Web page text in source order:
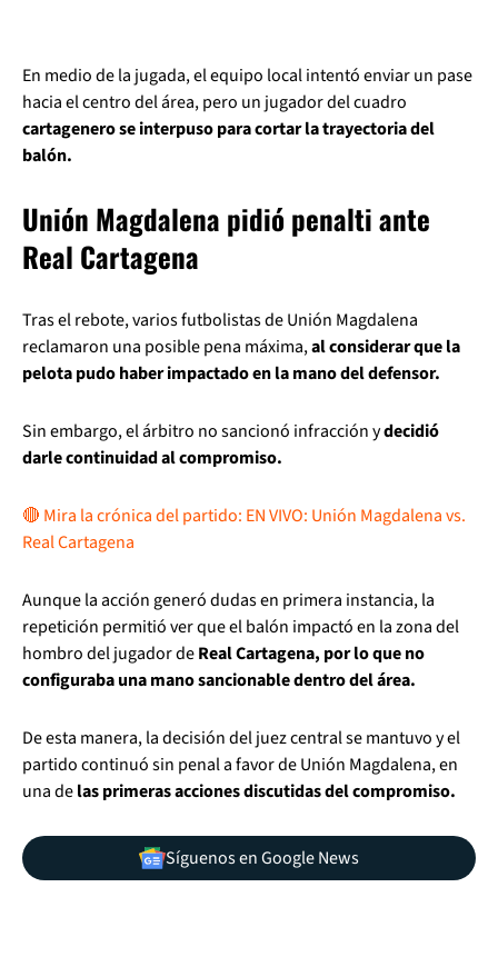
En medio de la jugada, el equipo local intentó enviar un pase
hacia el centro del área, pero un jugador del cuadro
cartagenero se interpuso para cortar la trayectoria del
balón.
Unión Magdalena pidió penalti ante
Real Cartagena
Tras el rebote, varios futbolistas de Unión Magdalena
reclamaron una posible pena máxima,al considerar que la
pelota pudo haber impactado en la mano del defensor.
Sin embargo, el árbitro no sancionó infracción ydecidió
darle continuidad al compromiso.
🔴 Mira la crónica del partido: EN VIVO: Unión Magdalena vs.
Real Cartagena
Aunque la acción generó dudas en primera instancia, la
repetición permitió ver que el balón impactó en la zona del
hombro del jugador deReal Cartagena, por lo que no
configuraba una mano sancionable dentro del área.
De esta manera, la decisión del juez central se mantuvo y el
partido continuó sin penal a favor de Unión Magdalena, en
una delas primeras acciones discutidas del compromiso.
Síguenos en Google News